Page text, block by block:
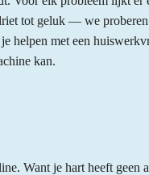
tot geluk — we
met een
kan.
Want je hart heeft geen